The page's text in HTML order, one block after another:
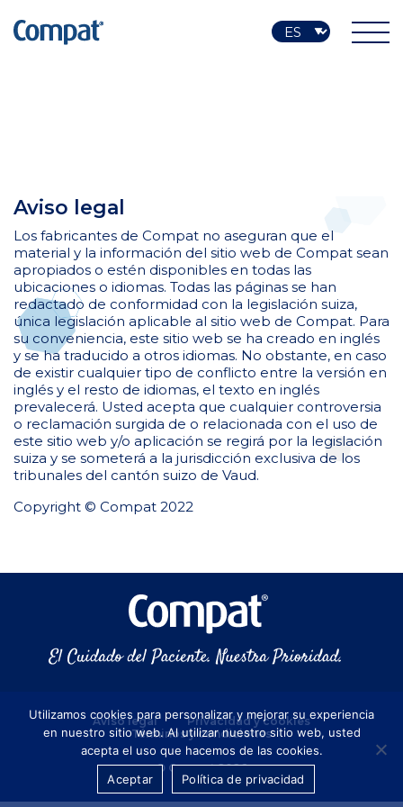
Aviso legal
Los fabricantes de Compat no aseguran que el
material y la información del sitio web de Compat sean
apropiados o estén disponibles en todas las
ubicaciones o idiomas. Todas las páginas se han
redactado de conformidad con la legislación suiza,
única legislación aplicable al sitio web de Compat. Para
su conveniencia, este sitio web se ha creado en inglés
y se ha traducido a otros idiomas. No obstante, en caso
de existir cualquier tipo de conflicto entre la versión en
inglés y el resto de idiomas, el texto en inglés
prevalecerá. Usted acepta que cualquier controversia
o reclamación surgida de o relacionada con el uso de
este sitio web y/o aplicación se regirá por la legislación
suiza y se someterá a la jurisdicción exclusiva de los
tribunales del cantón suizo de Vaud.
Copyright © Compat 2022
Utilizamos cookies para personalizar y mejorar su experiencia
en nuestro sitio web. Al utilizar nuestro sitio web, usted
acepta el uso que hacemos de las cookies.
Aceptar
Política de privacidad
Aviso legal
Privacidad y cookies
Términos y condiciones
© Compat 2026